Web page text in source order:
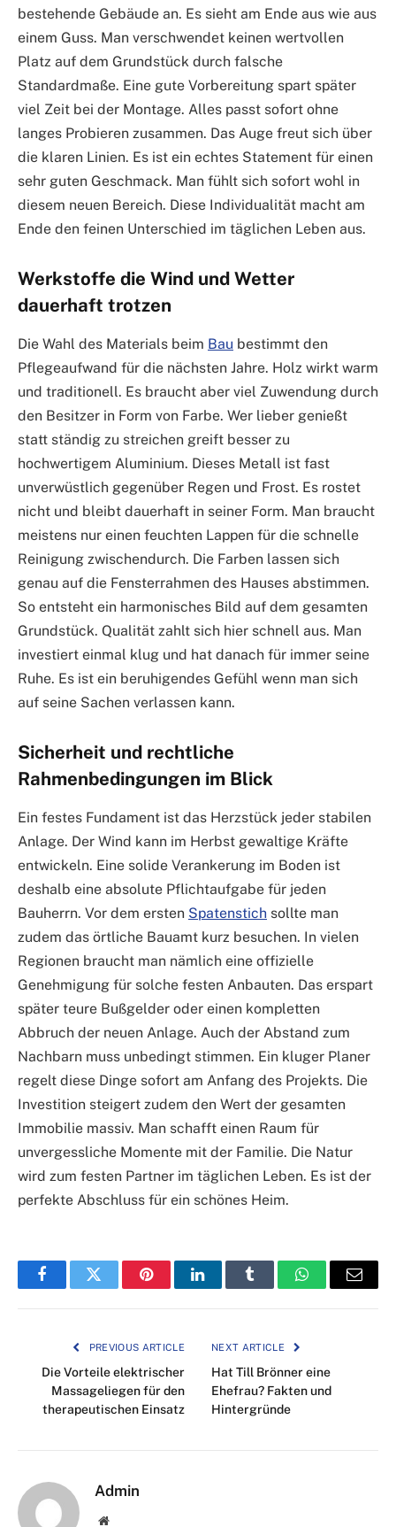
bestehende Gebäude an. Es sieht am Ende aus wie aus
einem Guss. Man verschwendet keinen wertvollen
Platz auf dem Grundstück durch falsche
Standardmaße. Eine gute Vorbereitung spart später
viel Zeit bei der Montage. Alles passt sofort ohne
langes Probieren zusammen. Das Auge freut sich über
die klaren Linien. Es ist ein echtes Statement für einen
sehr guten Geschmack. Man fühlt sich sofort wohl in
diesem neuen Bereich. Diese Individualität macht am
Ende den feinen Unterschied im täglichen Leben aus.
Werkstoffe die Wind und Wetter
dauerhaft trotzen
Die Wahl des Materials beim Bau bestimmt den
Pflegeaufwand für die nächsten Jahre. Holz wirkt warm
und traditionell. Es braucht aber viel Zuwendung durch
den Besitzer in Form von Farbe. Wer lieber genießt
statt ständig zu streichen greift besser zu
hochwertigem Aluminium. Dieses Metall ist fast
unverwüstlich gegenüber Regen und Frost. Es rostet
nicht und bleibt dauerhaft in seiner Form. Man braucht
meistens nur einen feuchten Lappen für die schnelle
Reinigung zwischendurch. Die Farben lassen sich
genau auf die Fensterrahmen des Hauses abstimmen.
So entsteht ein harmonisches Bild auf dem gesamten
Grundstück. Qualität zahlt sich hier schnell aus. Man
investiert einmal klug und hat danach für immer seine
Ruhe. Es ist ein beruhigendes Gefühl wenn man sich
auf seine Sachen verlassen kann.
Sicherheit und rechtliche
Rahmenbedingungen im Blick
Ein festes Fundament ist das Herzstück jeder stabilen
Anlage. Der Wind kann im Herbst gewaltige Kräfte
entwickeln. Eine solide Verankerung im Boden ist
deshalb eine absolute Pflichtaufgabe für jeden
Bauherrn. Vor dem ersten Spatenstich sollte man
zudem das örtliche Bauamt kurz besuchen. In vielen
Regionen braucht man nämlich eine offizielle
Genehmigung für solche festen Anbauten. Das erspart
später teure Bußgelder oder einen kompletten
Abbruch der neuen Anlage. Auch der Abstand zum
Nachbarn muss unbedingt stimmen. Ein kluger Planer
regelt diese Dinge sofort am Anfang des Projekts. Die
Investition steigert zudem den Wert der gesamten
Immobilie massiv. Man schafft einen Raum für
unvergessliche Momente mit der Familie. Die Natur
wird zum festen Partner im täglichen Leben. Es ist der
perfekte Abschluss für ein schönes Heim.
FacebookTwitter PinterestLinkedInTumblr WhatsAppEmail
PREVIOUS ARTICLE
Die Vorteile elektrischer
Massageliegen für den
therapeutischen Einsatz
NEXT ARTICLE
Hat Till Brönner eine
Ehefrau? Fakten und
Hintergründe
Admin
Website